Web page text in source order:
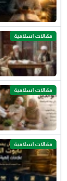
مقالات اسلامية
مقالات اسلامية
مقالات اسلامية